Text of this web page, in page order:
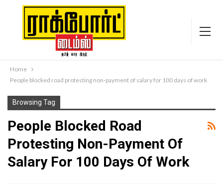
Home
People blocked road protesting non-payment of salary for 100 days of work
Browsing Tag
People Blocked Road
Protesting Non-Payment Of
Salary For 100 Days Of Work